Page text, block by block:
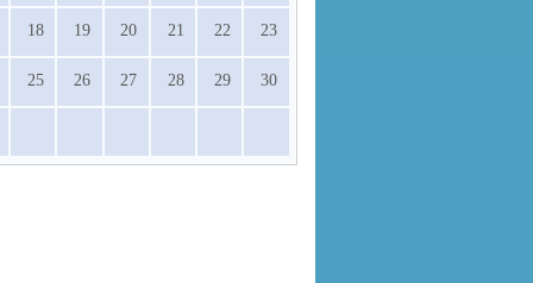
18 19 20 21 22 23
25 26 27 28 29 30